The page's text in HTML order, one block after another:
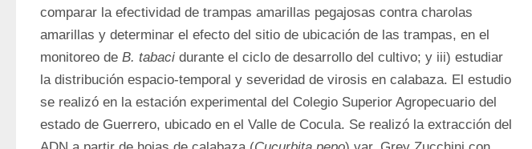
comparar la efectividad de trampas amarillas pegajosas contra charolas
amarillas y determinar el efecto del sitio de ubicación de las trampas, en el
monitoreo de B. tabaci durante el ciclo de desarrollo del cultivo; y iii) estudiar
la distribución espacio-temporal y severidad de virosis en calabaza. El estudio
se realizó en la estación experimental del Colegio Superior Agropecuario del
estado de Guerrero, ubicado en el Valle de Cocula. Se realizó la extracción del